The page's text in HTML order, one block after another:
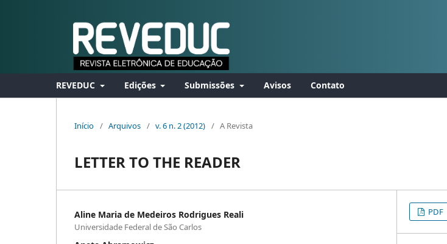
REVEDUC Edições Submissões Avisos Contato
Início / Arquivos / v. 6 n. 2 (2012) / A Revista
LETTER TO THE READER
Aline Maria de Medeiros Rodrigues Reali
Universidade Federal de São Carlos
PDF